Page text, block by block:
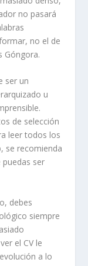
no pasará
no el de
Góngora.
ser un
u
de selección
leer todos los
se recomienda
ser
debes
siempre
el CV le
a lo